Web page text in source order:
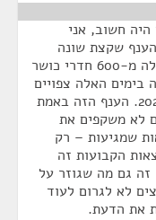
חשוב, אני
שקצת שונה
מיתר הענפים. מתחילת 2020 נסגרו למעלה מ-600 חדרי כושר
בימים האלה צפויים
לסגור עוד כ-700 רק בחצי השני של 2020. הענף הזה באמת
לא משקפים את
שמגיעות – רק
ההוצאות הקבועות זה
הם קיבלו פיצוי מקסימלי של 15%. זה גם מה שגוזר על
לא לגרום לעוד
את הדעת.